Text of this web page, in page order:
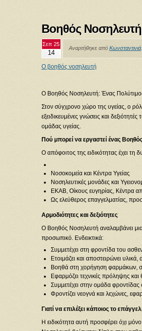
Βοηθός Νοσηλευτή
Σεπ 25
14
Αναρτήθηκε από Κωνσταντινιά
Ο βοηθός νοσηλευτή
Ο Βοηθός Νοσηλευτή: Ένας
Στον σύγχρονο χώρο της υγείας, ο
εξειδικευμένες γνώσεις και
ομάδας υγείας.
Πού μπορεί να εργαστεί ένας
Ο απόφοιτος της ειδικότητας έχει
Νοσοκομεία και Κέντρα Υγείας
Νοσηλευτικές μονάδες και
ΕΚΑΒ, Οίκους ευγηρίας, Κέντρα
Ως ελεύθερος επαγγελματίας,
Αρμοδιότητες και δεξιότητες
Ο Βοηθός Νοσηλευτή αναλαμβάνει μια
προσωπικό. Ενδεικτικά:
Συμμετέχει στη φροντίδα του
Ετοιμάζει και αποστειρώνει υλικά,
Βοηθά στη χορήγηση φαρμάκων,
Εφαρμόζει τεχνικές πρόληψης
Συμμετέχει στην ομάδα φροντίδας
Φροντίζει νεογνά και λεχώνες,
Γιατί να επιλέξει κάποιος το
Η ειδικότητα αυτή προσφέρει όχι